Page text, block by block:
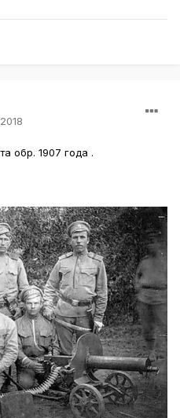
обр. 1907 года .